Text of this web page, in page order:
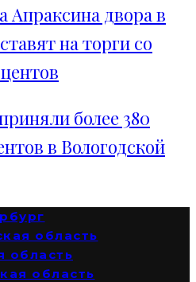
Апраксина двора в
на торги со
более 380
в Вологодской
область
область
область